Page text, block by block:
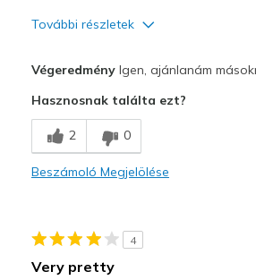
További részletek
Comfortable
Stylish
Travel
VégeredményIgen, ajánlanám
Hasznosnak találta ezt?
2 0
Beszámoló Megjelölése
4
Very pretty